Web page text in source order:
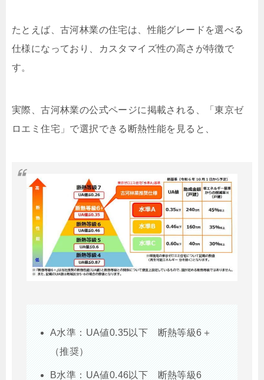
たとえば、古河林業の住宅は、性能グレードを選べる
仕様になっており、カスタマイズ性の高さが特徴で
す。
実際、古河林業の公式ページに掲載される、「東京ゼ
ロエミ住宅」で選択できる断熱性能を見ると、
A水準：UA値0.35以下 断熱等級6＋
（推奨）
B水準：UA値0.46以下 断熱等級6